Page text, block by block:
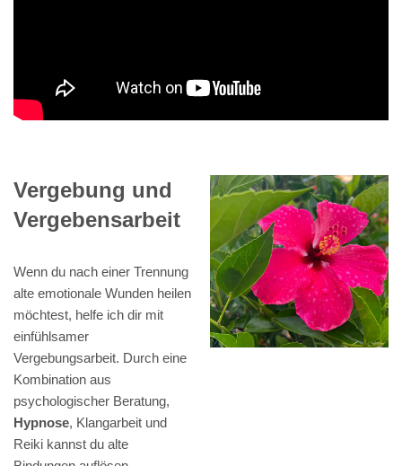
Vergebung und
Vergebensarbeit
Wenn du nach einer Trennung
alte emotionale Wunden heilen
möchtest, helfe ich dir mit
einfühlsamer
Vergebungsarbeit. Durch eine
Kombination aus
psychologischer Beratung,
Hypnose, Klangarbeit und
Reiki kannst du alte